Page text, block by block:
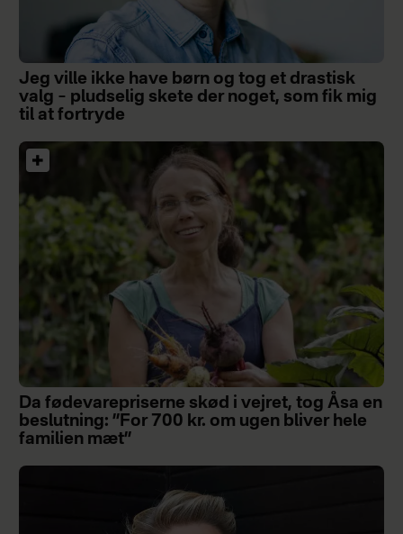
Jeg ville ikke have børn og tog et drastisk
valg – pludselig skete der noget, som fik mig
til at fortryde
Da fødevarepriserne skød i vejret, tog Åsa en
beslutning: ”For 700 kr. om ugen bliver hele
familien mæt”